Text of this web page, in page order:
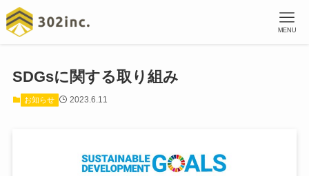
MENU
SDGsに関する取り組み
お知らせ 2023.6.11